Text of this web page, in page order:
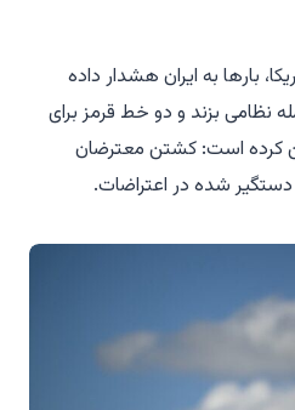
بارها به ایران هشدار داده
بزند و دو خط قرمز برای
کرده است: کشتن معترضان
شده در اعتراضات.